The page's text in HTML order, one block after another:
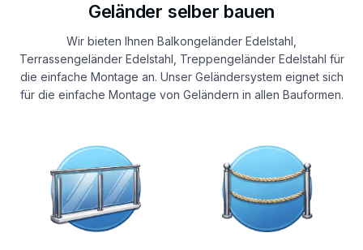
Geländer selber bauen
Wir bieten Ihnen Balkongeländer Edelstahl,
Terrassengeländer Edelstahl, Treppengeländer Edelstahl für
die einfache Montage an. Unser Geländersystem eignet sich
für die einfache Montage von Geländern in allen Bauformen.